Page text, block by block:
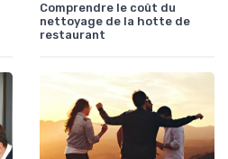
Comprendre le coût du
nettoyage de la hotte de
restaurant